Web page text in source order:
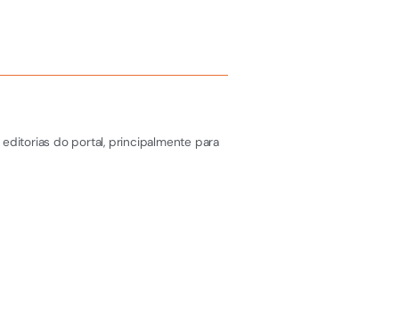
do portal, principalmente para